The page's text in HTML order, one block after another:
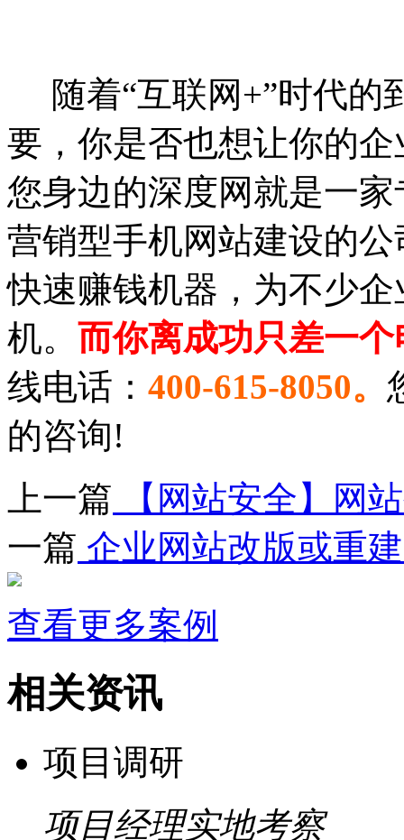
随着“互联网+”时代的
要，你是否也想让你的
您身边的深度网就是一
营销型手机网站建设的
快速赚钱机器，为不少
机。 而你离成功只差一
线电话： 400-615-8050。
的咨询!
上一篇 【网站安全】网
一篇 企业网站改版或重
查看更多案例
相关资讯
项目调研
项目经理实地考察